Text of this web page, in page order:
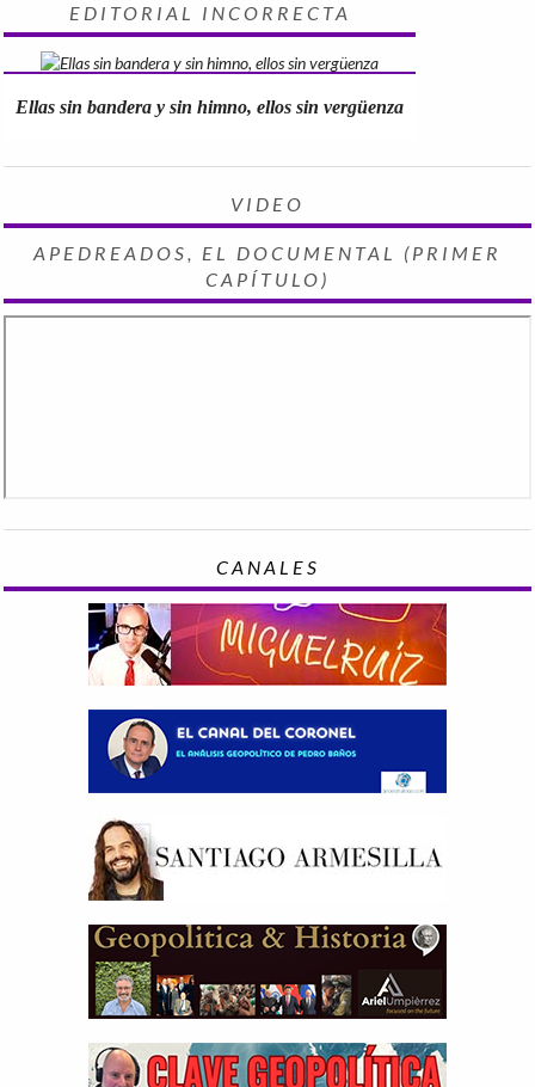
EDITORIAL INCORRECTA
Ellas sin bandera y sin himno, ellos sin vergüenza
VIDEO
APEDREADOS, EL DOCUMENTAL (PRIMER
CAPÍTULO)
CANALES